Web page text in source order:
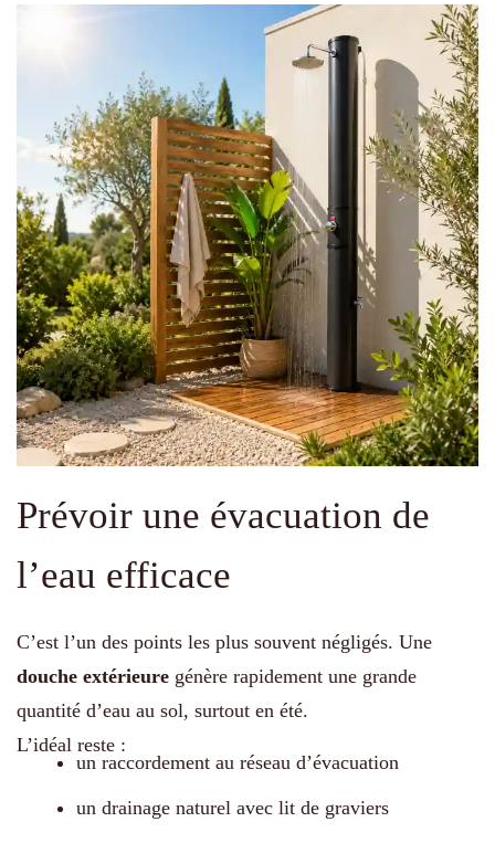
Prévoir une évacuation de
l’eau efficace
C’est l’un des points les plus souvent négligés. Une
douche extérieure génère rapidement une grande
quantité d’eau au sol, surtout en été.
L’idéal reste :
un raccordement au réseau d’évacuation
un drainage naturel avec lit de graviers